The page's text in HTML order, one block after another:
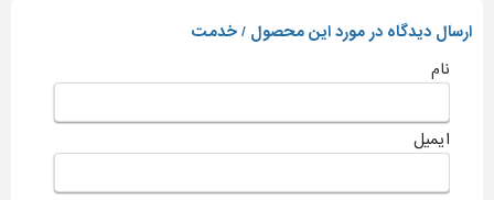
ارسال دیدگاه در مورد این محصول / خدمت
نام
ایمیل